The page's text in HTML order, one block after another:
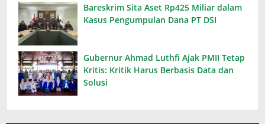
Bareskrim Sita Aset Rp425 Miliar dalam
Kasus Pengumpulan Dana PT DSI
Gubernur Ahmad Luthfi Ajak PMII Tetap
Kritis: Kritik Harus Berbasis Data dan
Solusi